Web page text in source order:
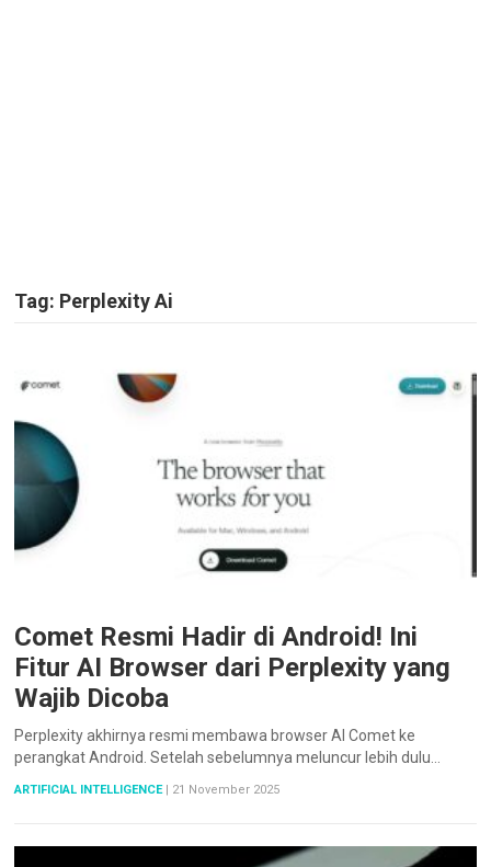
Tag: Perplexity Ai
Comet Resmi Hadir di Android! Ini
Fitur AI Browser dari Perplexity yang
Wajib Dicoba
Perplexity akhirnya resmi membawa browser AI Comet ke
perangkat Android. Setelah sebelumnya meluncur lebih dulu…
ARTIFICIAL INTELLIGENCE 21 November 2025